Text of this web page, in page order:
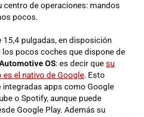
centro de operaciones: mandos
pocos.
15,4 pulgadas, en disposición
los pocos coches que dispone de
OS: es decir que su
el nativo de Google. Esto
integradas apps como Google
o Spotify, aunque puede
Google Play. Además su